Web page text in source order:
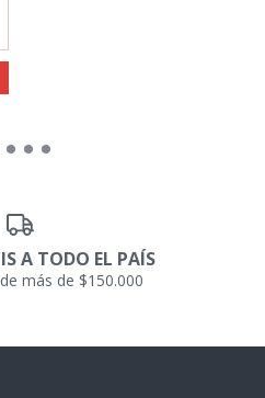
A TODO EL PAÍS
más de $150.000